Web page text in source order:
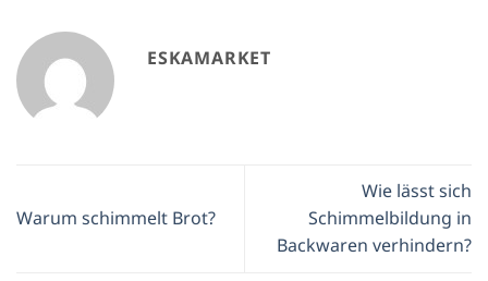
ESKAMARKET
Warum schimmelt Brot?
Wie lässt sich
Schimmelbildung in
Backwaren verhindern?